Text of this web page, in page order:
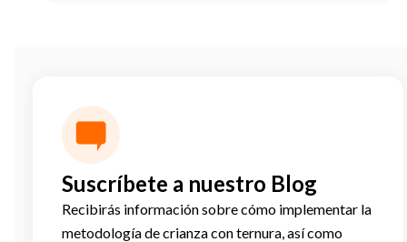
Suscríbete a nuestro Blog
Recibirás información sobre cómo implementar la
metodología de crianza con ternura, así como